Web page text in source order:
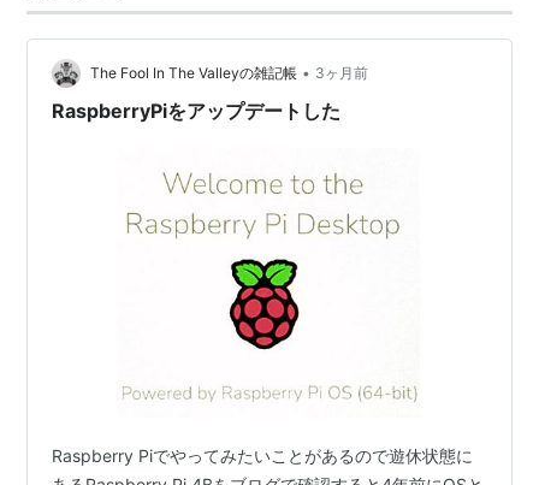
The Fool In The Valleyの雑記帳 • 3ヶ月前
RaspberryPiをアップデートした
Raspberry Piでやってみたいことがあるので遊休状態に